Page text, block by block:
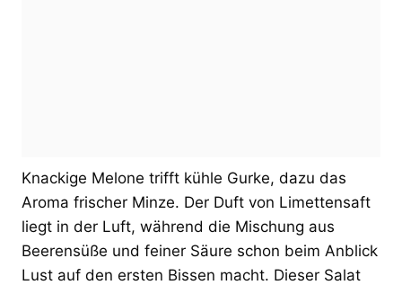
Knackige Melone trifft kühle Gurke, dazu das
Aroma frischer Minze. Der Duft von Limettensaft
liegt in der Luft, während die Mischung aus
Beerensüße und feiner Säure schon beim Anblick
Lust auf den ersten Bissen macht. Dieser Salat